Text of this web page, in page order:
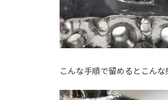
こんな手順で留めるとこんな